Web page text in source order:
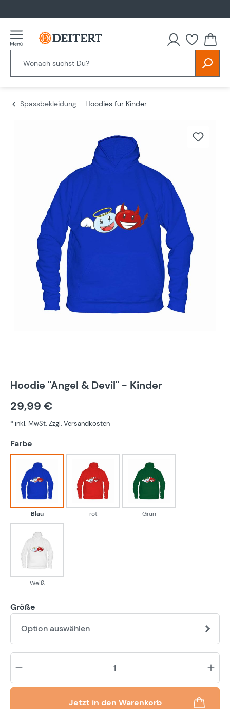
Spassbekleidung
Hoodies für Kinder
Hoodie "Angel & Devil" - Kinder
29,99 €
* inkl. MwSt. Zzgl. Versandkosten
Farbe
Blau
Blau
rot
rot
Grün
Grün
Weiß
Weiß
Größe
Option auswählen
Jetzt in den Warenkorb